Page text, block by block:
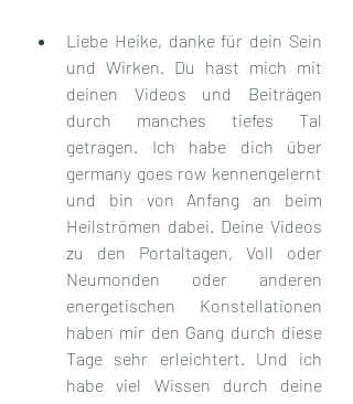
Liebe Heike, danke für dein Sein
und Wirken. Du hast mich mit
deinen Videos und Beiträgen
durch manches tiefes Tal
getragen. Ich habe dich über
germany goes row kennengelernt
und bin von Anfang an beim
Heilströmen dabei. Deine Videos
zu den Portaltagen, Voll oder
Neumonden oder anderen
energetischen Konstellationen
haben mir den Gang durch diese
Tage sehr erleichtert. Und ich
habe viel Wissen durch deine